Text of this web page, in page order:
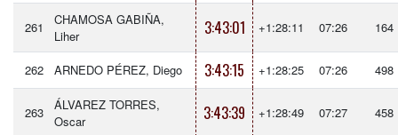
261
CHAMOSA GABIÑA,
Liher
3:43:01 +1:28:11 07:26 164
262 ARNEDO PÉREZ, Diego 3:43:15 +1:28:25 07:26 498
263
ÁLVAREZ TORRES,
Oscar
3:43:39 +1:28:49 07:27 458